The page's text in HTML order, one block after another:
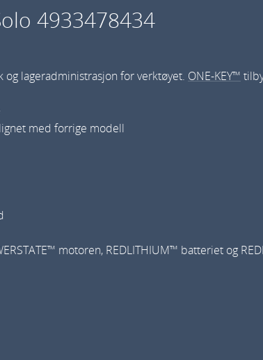
4933478434
lageradministrasjon for verktøyet. ONE-KEY™
med forrige modell
motoren, REDLITHIUM™ batteriet og